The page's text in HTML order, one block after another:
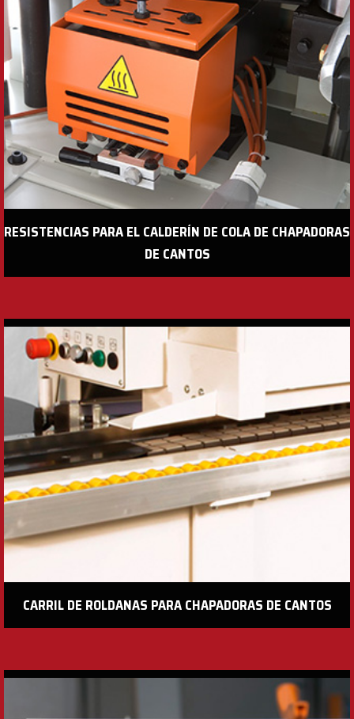
RESISTENCIAS PARA EL CALDERÍN DE COLA DE CHAPADORAS
DE CANTOS
CARRIL DE ROLDANAS PARA CHAPADORAS DE CANTOS